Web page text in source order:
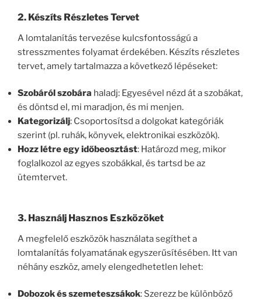
2. Készíts Részletes Tervet
A lomtalanítás tervezése kulcsfontosságú a
stresszmentes folyamat érdekében. Készíts részletes
tervet, amely tartalmazza a következő lépéseket:
Szobáról szobára haladj: Egyesével nézd át a szobákat,
és döntsd el, mi maradjon, és mi menjen.
Kategorizálj: Csoportosítsd a dolgokat kategóriák
szerint (pl. ruhák, könyvek, elektronikai eszközök).
Hozz létre egy időbeosztást: Határozd meg, mikor
foglalkozol az egyes szobákkal, és tartsd be az
ütemtervet.
3. Használj Hasznos Eszközöket
A megfelelő eszközök használata segíthet a
lomtalanítás folyamatának egyszerűsítésében. Itt van
néhány eszköz, amely elengedhetetlen lehet:
Dobozok és szemeteszsákok: Szerezz be különböző